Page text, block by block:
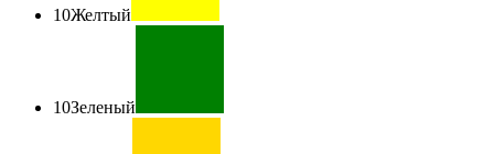
10Желтый
10Зеленый